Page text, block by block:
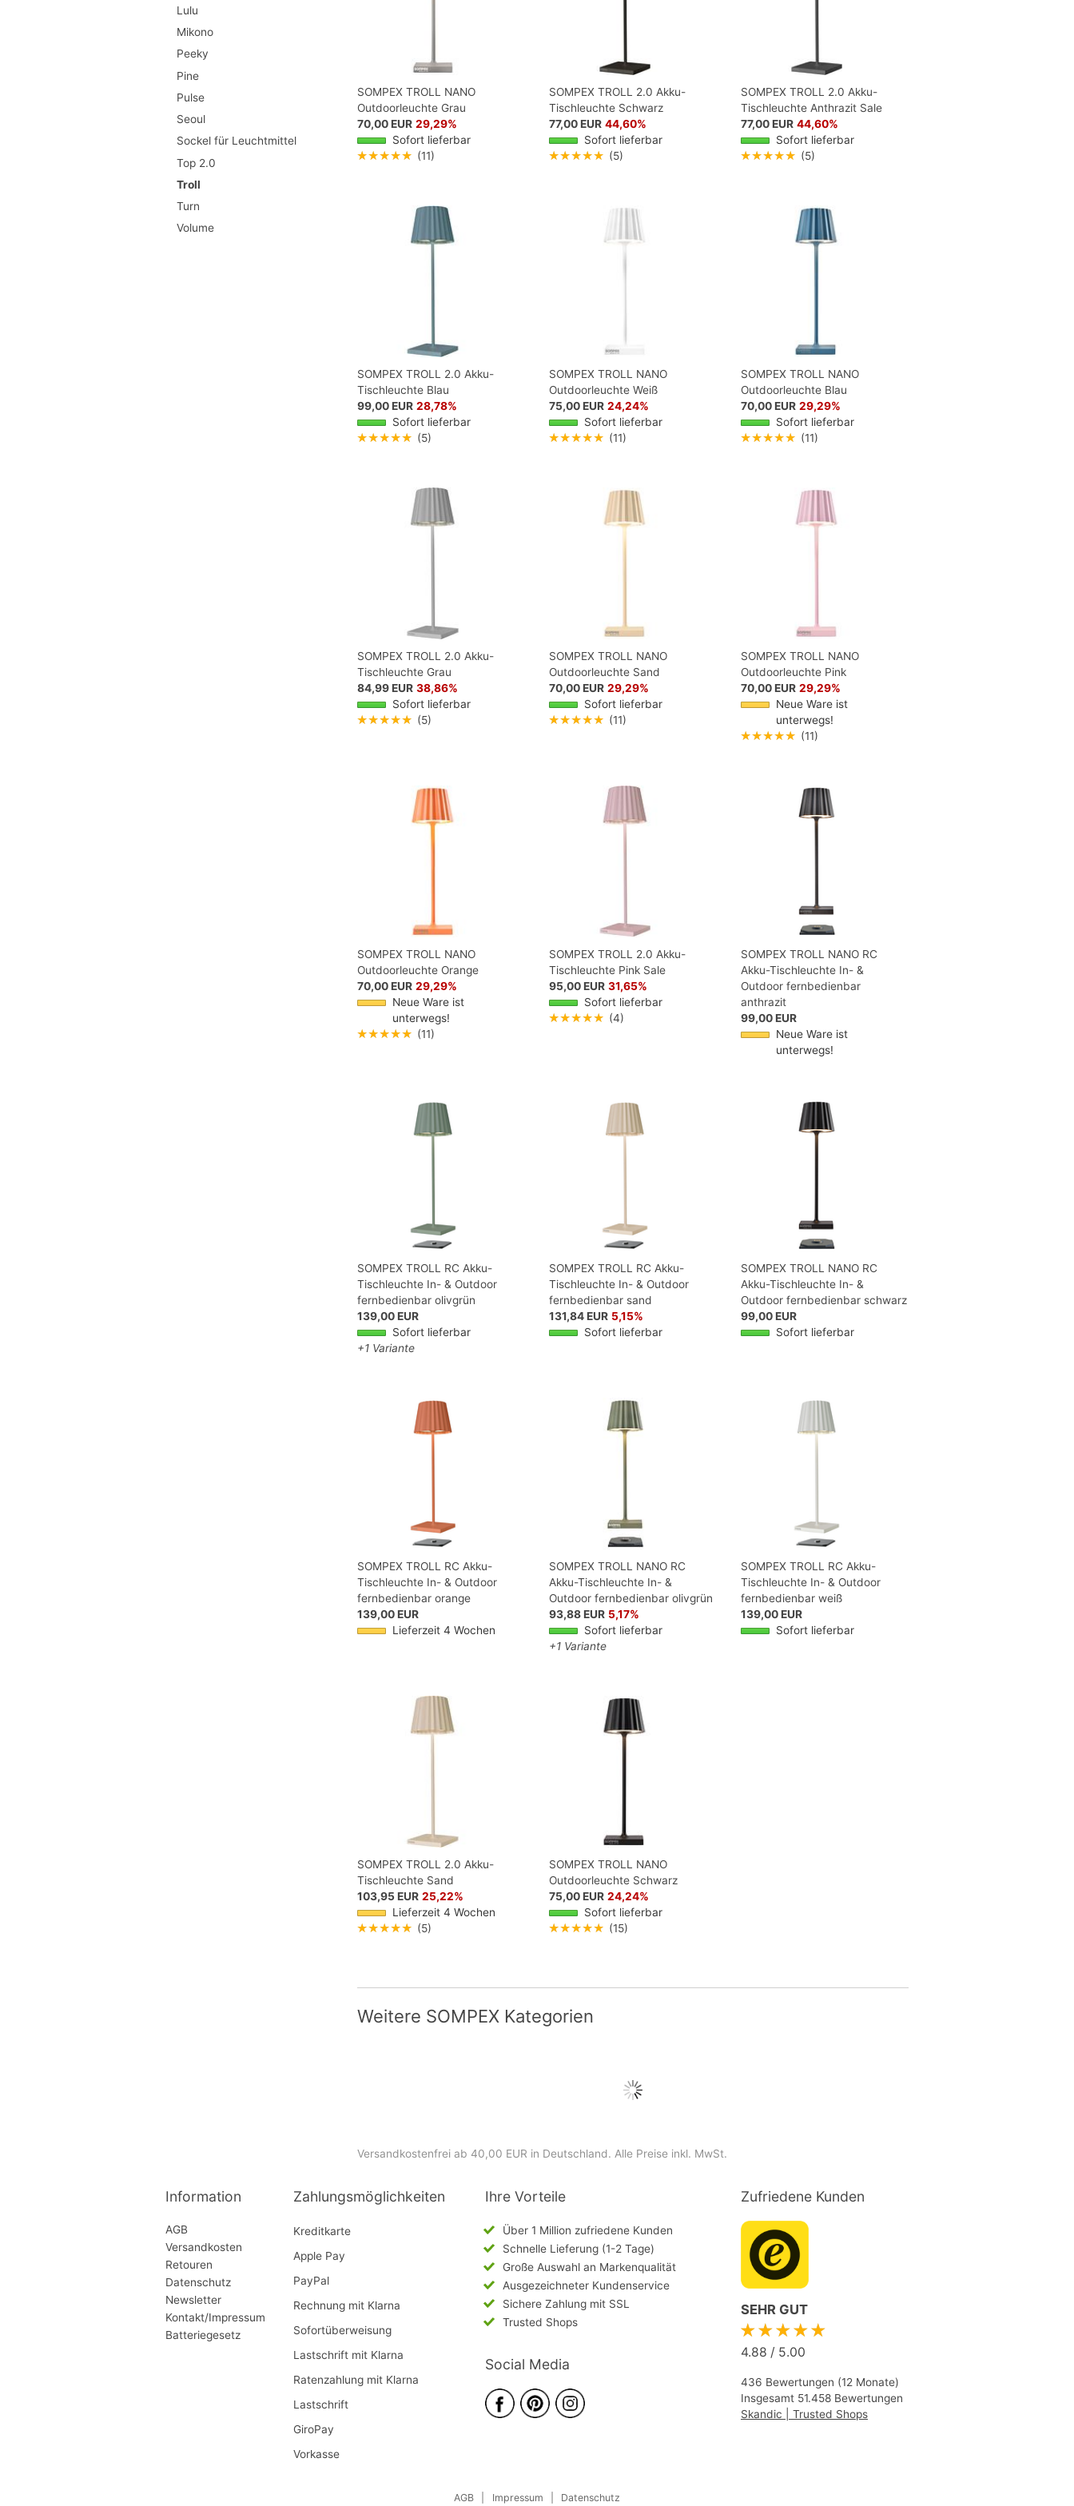
Lulu
Mikono
Peeky
Pine
Pulse
Seoul
Sockel für Leuchtmittel
Top 2.0
Troll
Turn
Volume
SOMPEX TROLL NANO
Outdoorleuchte Grau
70,00 EUR 29,29%
Sofort lieferbar
★★★★★ (11)
SOMPEX TROLL 2.0 Akku-
Tischleuchte Schwarz
77,00 EUR 44,60%
Sofort lieferbar
★★★★★ (5)
SOMPEX TROLL 2.0 Akku-
Tischleuchte Anthrazit Sale
77,00 EUR 44,60%
Sofort lieferbar
★★★★★ (5)
SOMPEX TROLL 2.0 Akku-
Tischleuchte Blau
99,00 EUR 28,78%
Sofort lieferbar
★★★★★ (5)
SOMPEX TROLL NANO
Outdoorleuchte Weiß
75,00 EUR 24,24%
Sofort lieferbar
★★★★★ (11)
SOMPEX TROLL NANO
Outdoorleuchte Blau
70,00 EUR 29,29%
Sofort lieferbar
★★★★★ (11)
SOMPEX TROLL 2.0 Akku-
Tischleuchte Grau
84,99 EUR 38,86%
Sofort lieferbar
★★★★★ (5)
SOMPEX TROLL NANO
Outdoorleuchte Sand
70,00 EUR 29,29%
Sofort lieferbar
★★★★★ (11)
SOMPEX TROLL NANO
Outdoorleuchte Pink
70,00 EUR 29,29%
Neue Ware ist
unterwegs!
★★★★★ (11)
SOMPEX TROLL NANO
Outdoorleuchte Orange
70,00 EUR 29,29%
Neue Ware ist
unterwegs!
★★★★★ (11)
SOMPEX TROLL 2.0 Akku-
Tischleuchte Pink Sale
95,00 EUR 31,65%
Sofort lieferbar
★★★★★ (4)
SOMPEX TROLL NANO RC
Akku-Tischleuchte In- &
Outdoor fernbedienbar
anthrazit
99,00 EUR
Neue Ware ist
unterwegs!
SOMPEX TROLL RC Akku-
Tischleuchte In- & Outdoor
fernbedienbar olivgrün
139,00 EUR
Sofort lieferbar
+1 Variante
SOMPEX TROLL RC Akku-
Tischleuchte In- & Outdoor
fernbedienbar sand
131,84 EUR 5,15%
Sofort lieferbar
SOMPEX TROLL NANO RC
Akku-Tischleuchte In- &
Outdoor fernbedienbar schwarz
99,00 EUR
Sofort lieferbar
SOMPEX TROLL RC Akku-
Tischleuchte In- & Outdoor
fernbedienbar orange
139,00 EUR
Lieferzeit 4 Wochen
SOMPEX TROLL NANO RC
Akku-Tischleuchte In- &
Outdoor fernbedienbar olivgrün
93,88 EUR 5,17%
Sofort lieferbar
+1 Variante
SOMPEX TROLL RC Akku-
Tischleuchte In- & Outdoor
fernbedienbar weiß
139,00 EUR
Sofort lieferbar
SOMPEX TROLL 2.0 Akku-
Tischleuchte Sand
103,95 EUR 25,22%
Lieferzeit 4 Wochen
★★★★★ (5)
SOMPEX TROLL NANO
Outdoorleuchte Schwarz
75,00 EUR 24,24%
Sofort lieferbar
★★★★★ (15)
Weitere SOMPEX Kategorien
Versandkostenfrei ab 40,00 EUR in Deutschland. Alle Preise inkl. MwSt.
Information
AGB
Versandkosten
Retouren
Datenschutz
Newsletter
Kontakt/Impressum
Batteriegesetz
Zahlungsmöglichkeiten
Kreditkarte
Apple Pay
PayPal
Rechnung mit Klarna
Sofortüberweisung
Lastschrift mit Klarna
Ratenzahlung mit Klarna
Lastschrift
GiroPay
Vorkasse
Ihre Vorteile
Über 1 Million zufriedene Kunden
Schnelle Lieferung (1-2 Tage)
Große Auswahl an Markenqualität
Ausgezeichneter Kundenservice
Sichere Zahlung mit SSL
Trusted Shops
Social Media
Zufriedene Kunden
SEHR GUT
★★★★★
4.88 / 5.00
436 Bewertungen (12 Monate)
Insgesamt 51.458 Bewertungen
Skandic | Trusted Shops
AGB Impressum Datenschutz